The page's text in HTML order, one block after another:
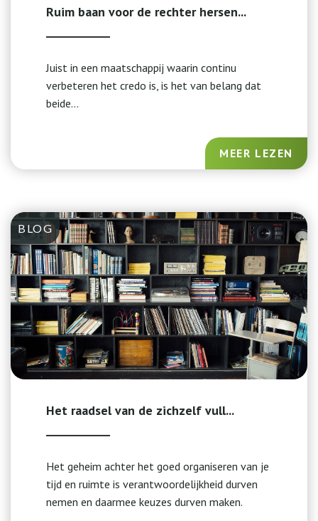
Ruim baan voor de rechter hersen...
Juist in een maatschappij waarin continu
verbeteren het credo is, is het van belang dat
beide...
MEER LEZEN
BLOG
Het raadsel van de zichzelf vull...
Het geheim achter het goed organiseren van je
tijd en ruimte is verantwoordelijkheid durven
nemen en daarmee keuzes durven maken.